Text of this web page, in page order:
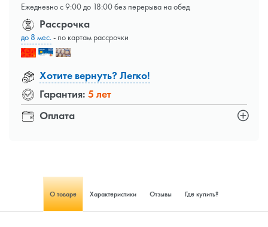
Ежедневно с 9:00 до 18:00 без перерыва на обед
Оплата
Рассрочка
до 8 мес.- по картам рассрочки
Хотите вернуть? Легко!
Гарантия: 5 лет
О товаре Характеристики Отзывы Где купить?